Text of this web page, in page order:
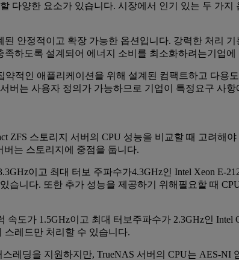
양한 요소가 있습니다. 시장에서 인기 있는 두 가지
된 안정적이고 확장 가능한 옵션입니다. 강력한 처리
하도록 설계되어 에너지 소비를 최소화하려는기업
약적인 애플리케이션을 위해 설계된 컴팩트하고 다
버는 사용자 정의가 가능하므로 기업이 특정요구 사
ZFS 스토리지 서버의 CPU 성능을 비교할 때 고려
버는 스토리지에 중점을 둡니다.
이고 최대 터보 주파수가4.3GHz인 Intel Xeon
니다. 또한 추가 성능을 제공하기 위해필요할 때
속도가 1.5GHz이고 최대 터보주파수가 2.3GHz인
스레드만 처리할 수 있습니다.
레딩을 지원하지만, TrueNAS 서버의 CPU는 AES-